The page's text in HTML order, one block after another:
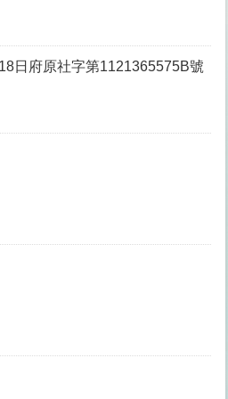
日府原社字第1121365575B號